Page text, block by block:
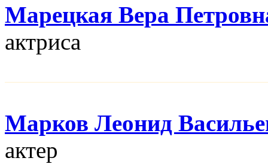
Марецкая Вера
актриса
Марков Леонид
актер